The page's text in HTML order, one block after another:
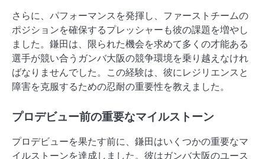
さらに、パフォーマンスを発揮し、ファーストチームの
ポジションを確保するプレッシャーも彼の課題を増やし
ました。鎌田は、限られた機会を求めて多くの才能ある
選手が競い合うガンバ大阪の競争環境を乗り越えなけれ
ばなりませんでした。この経験は、彼にレジリエンスと
障害を克服するための忍耐の重要性を教えました。
プロデビュー前の重要なマイルストーン
プロデビューを果たす前に、鎌田はいくつかの重要なマ
イルストーンを達成しました。彼はガンバ大阪のユース